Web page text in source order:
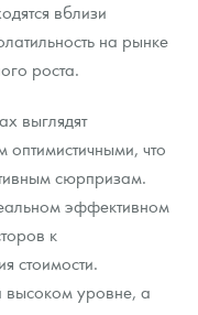
вблизи
на рынке
роста.
выглядят
что
сюрпризам.
эффективном
к
стоимости.
высоком уровне, а